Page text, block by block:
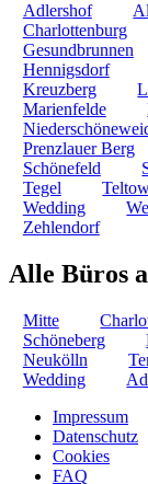
Adlershof
Charlottenburg
Gesundbrunnen
Hennigsdorf
Kreuzberg
Marienfelde
Prenzlauer Berg
Schönefeld
Tegel
Wedding
Zehlendorf
Alle Büros
Mitte
Schöneberg
Neukölln
Wedding
Impressum
Datenschutz
Cookies
FAQ